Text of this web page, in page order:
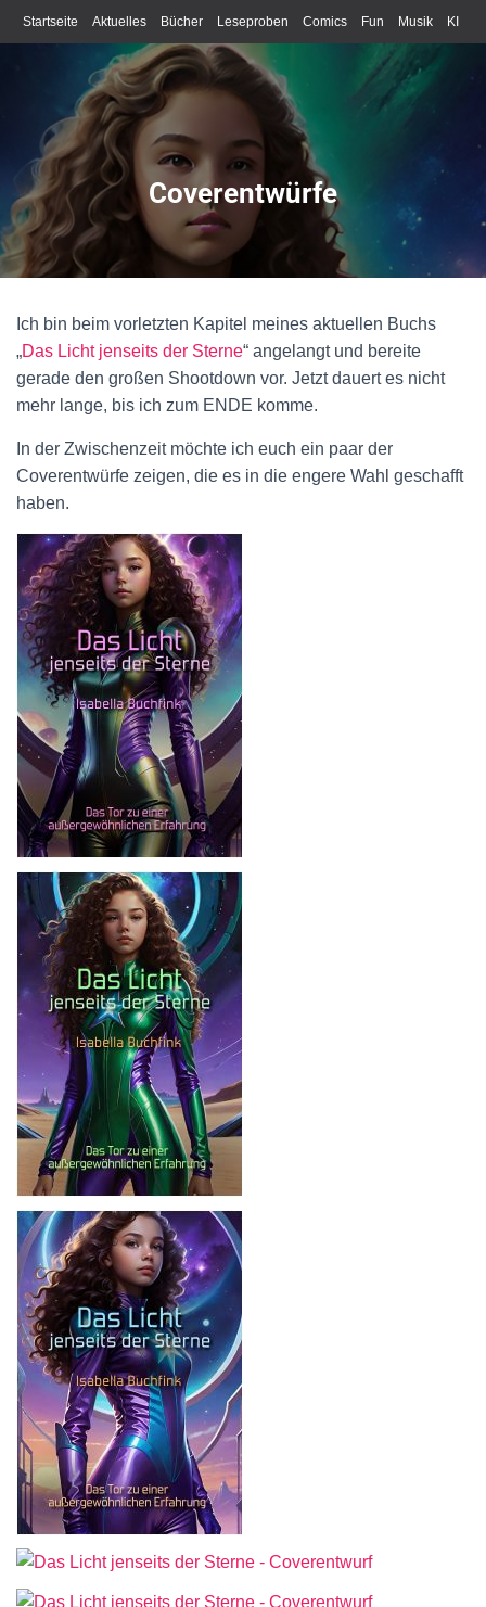
Startseite Aktuelles Bücher Leseproben Comics Fun Musik KI
Schreiben
Coverentwürfe
Ich bin beim vorletzten Kapitel meines aktuellen Buchs
„Das Licht jenseits der Sterne“ angelangt und bereite
gerade den großen Shootdown vor. Jetzt dauert es nicht
mehr lange, bis ich zum ENDE komme.
In der Zwischenzeit möchte ich euch ein paar der
Coverentwürfe zeigen, die es in die engere Wahl geschafft
haben.